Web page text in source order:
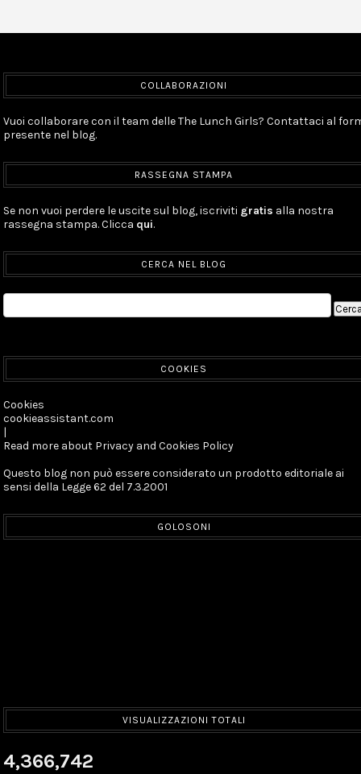
COLLABORAZIONI
Vuoi collaborare con il team delle The Lunch Girls? Contattaci al
presente nel blog.
RASSEGNA STAMPA
Se non vuoi perdere le uscite sul blog, iscriviti gratis alla nostra
rassegna stampa. Clicca qui.
CERCA NEL BLOG
COOKIES
Cookies
cookieassistant.com
|
Read more about Privacy and Cookies Policy
Questo blog non può essere considerato un prodotto editoriale ai
sensi della Legge 62 del 7.3.2001
GOLOSONI
VISUALIZZAZIONI TOTALI
4,366,742